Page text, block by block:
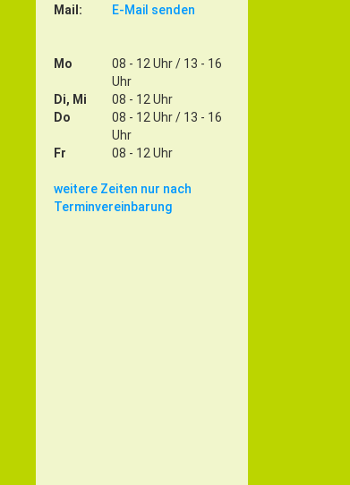
Mail:
E-Mail senden
Mo
08 - 12 Uhr / 13 - 16
Uhr
Di, Mi
08 - 12 Uhr
Do
08 - 12 Uhr / 13 - 16
Uhr
Fr
08 - 12 Uhr
weitere Zeiten nur nach
Terminvereinbarung